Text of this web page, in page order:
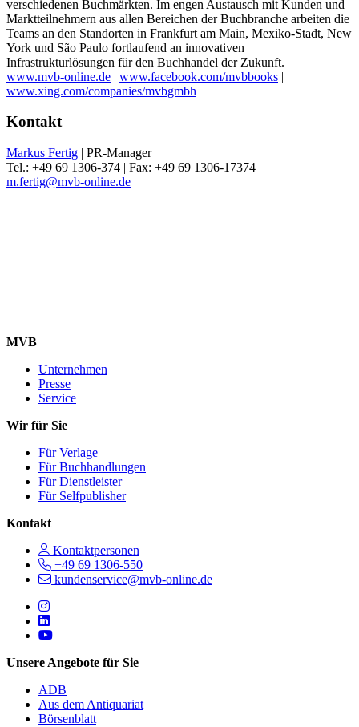
verschiedenen Buchmärkten. Im engen Austausch mit Kunden und
Marktteilnehmern aus allen Bereichen der Buchbranche arbeiten die
Teams an den Standorten in Frankfurt am Main, Mexiko-Stadt, New
York und São Paulo fortlaufend an innovativen
Infrastrukturlösungen für den Buchhandel der Zukunft.
www.mvb-online.de | www.facebook.com/mvbbooks |
www.xing.com/companies/mvbgmbh
Kontakt
Markus Fertig | PR-Manager
Tel.: +49 69 1306-374 | Fax: +49 69 1306-17374
m.fertig@mvb-online.de
MVB
Unternehmen
Presse
Service
Wir für Sie
Für Verlage
Für Buchhandlungen
Für Dienstleister
Für Selfpublisher
Kontakt
Kontaktpersonen
+49 69 1306-550
kundenservice@mvb-online.de
Follow us on https://www.instagram.com/lifeatmvb/
Follow us on https://www.linkedin.com/company/mvbbooks
Follow us on https://www.youtube.com/@mvbbooks
Unsere Angebote für Sie
ADB
Aus dem Antiquariat
Börsenblatt